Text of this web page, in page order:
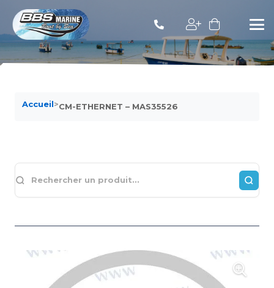
Accueil>CM-ETHERNET – MAS35526